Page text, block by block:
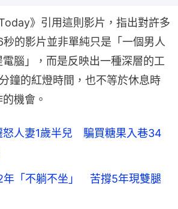
》引用這則影片，指出對許多
秒的影片並非單純只是「一個男人
腦」，而是反映出一種深層的工
鐘的紅燈時間，也不等於休息時
機會。
怒人妻1歲半兒 騙買糖果入巷34
年「不躺不坐」 苦撐5年現雙腿